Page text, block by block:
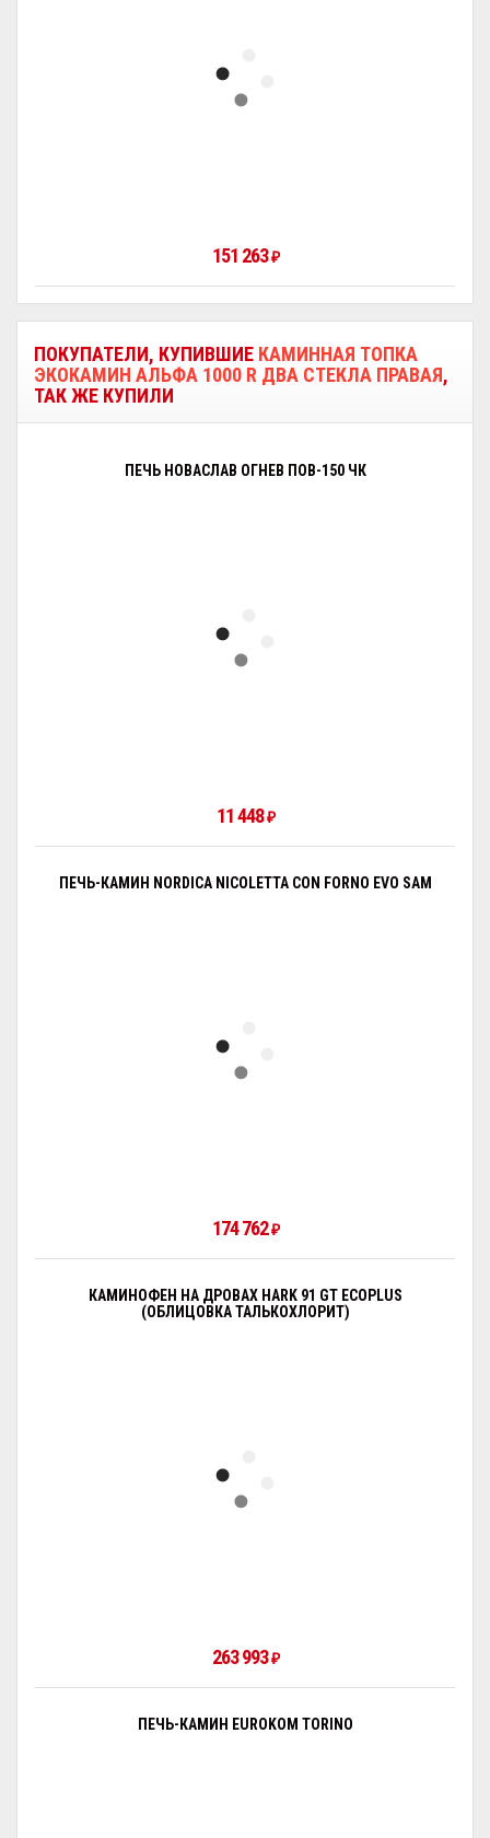
151 263₽
ПОКУПАТЕЛИ, КУПИВШИЕ КАМИННАЯ ТОПКА
ЭКОКАМИН АЛЬФА 1000 R ДВА СТЕКЛА ПРАВАЯ,
ТАК ЖЕ КУПИЛИ
ПЕЧЬ НОВАСЛАВ ОГНЕВ ПОВ-150 ЧК
11 448₽
ПЕЧЬ-КАМИН NORDICA NICOLETTA CON FORNO EVO SAM
174 762₽
КАМИНОФЕН НА ДРОВАХ HARK 91 GT ECOPLUS
(ОБЛИЦОВКА ТАЛЬКОХЛОРИТ)
263 993₽
ПЕЧЬ-КАМИН EUROKOM TORINO